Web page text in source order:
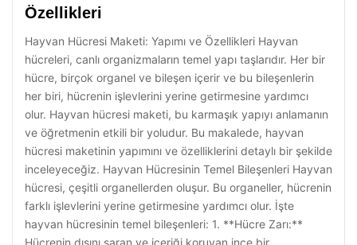
Özellikleri
Hayvan Hücresi Maketi: Yapımı ve Özellikleri Hayvan
hücreleri, canlı organizmaların temel yapı taşlarıdır. Her bir
hücre, birçok organel ve bileşen içerir ve bu bileşenlerin
her biri, hücrenin işlevlerini yerine getirmesine yardımcı
olur. Hayvan hücresi maketi, bu karmaşık yapıyı anlamanın
ve öğretmenin etkili bir yoludur. Bu makalede, hayvan
hücresi maketinin yapımını ve özelliklerini detaylı bir şekilde
inceleyeceğiz. Hayvan Hücresinin Temel Bileşenleri Hayvan
hücresi, çeşitli organellerden oluşur. Bu organeller, hücrenin
farklı işlevlerini yerine getirmesine yardımcı olur. İşte
hayvan hücresinin temel bileşenleri: 1. **Hücre Zarı:**
Hücrenin dışını saran ve içeriği koruyan ince bir…